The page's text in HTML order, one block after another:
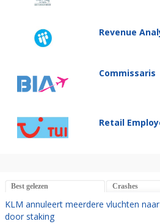
Revenue
Commissaris
Retail
Best gelezen Crashes
KLM annuleert meerdere vluchten
door staking